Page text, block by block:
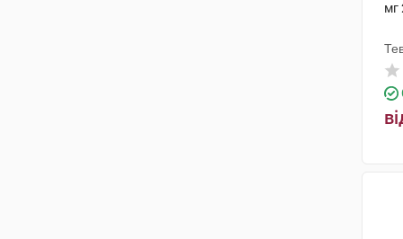
мг